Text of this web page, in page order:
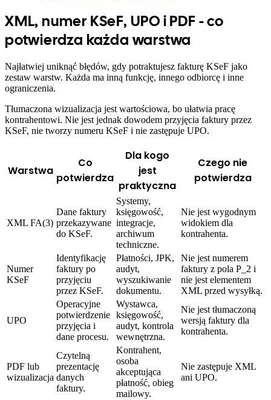
XML, numer KSeF, UPO i PDF - co
potwierdza każda warstwa
Najłatwiej uniknąć błędów, gdy potraktujesz fakturę KSeF jako
zestaw warstw. Każda ma inną funkcję, innego odbiorcę i inne
ograniczenia.
Tłumaczona wizualizacja jest wartościowa, bo ułatwia pracę
kontrahentowi. Nie jest jednak dowodem przyjęcia faktury przez
KSeF, nie tworzy numeru KSeF i nie zastępuje UPO.
Warstwa
Co
potwierdza
Dla kogo
jest
praktyczna
Czego nie
potwierdza
XML FA(3)
Dane faktury
przekazywane
do KSeF.
Systemy,
księgowość,
integracje,
archiwum
techniczne.
Nie jest wygodnym
widokiem dla
kontrahenta.
Numer
KSeF
Identyfikację
faktury po
przyjęciu
przez KSeF.
Płatności, JPK,
audyt,
wyszukiwanie
dokumentu.
Nie jest numerem
faktury z pola P_2 i
nie jest elementem
XML przed wysyłką.
UPO
Operacyjne
potwierdzenie
przyjęcia i
dane procesu.
Wystawca,
księgowość,
audyt, kontrola
wewnętrzna.
Nie jest tłumaczoną
wersją faktury dla
kontrahenta.
PDF lub
wizualizacja
Czytelną
prezentację
danych
faktury.
Kontrahent,
osoba
akceptująca
płatność, obieg
mailowy.
Nie zastępuje XML
ani UPO.